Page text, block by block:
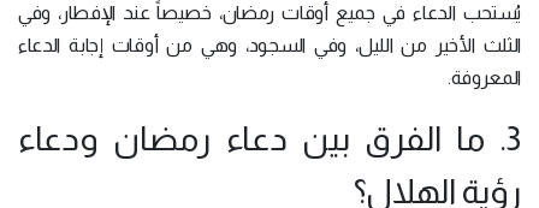
يُستحب الدعاء في جميع أوقات رمضان، خصيصاً عند الإفطار، وفي
الثلث الأخير من الليل، وفي السجود، وهي من أوقات إجابة الدعاء
المعروفة.
3. ما الفرق بين دعاء رمضان ودعاء
رؤية الهلال؟